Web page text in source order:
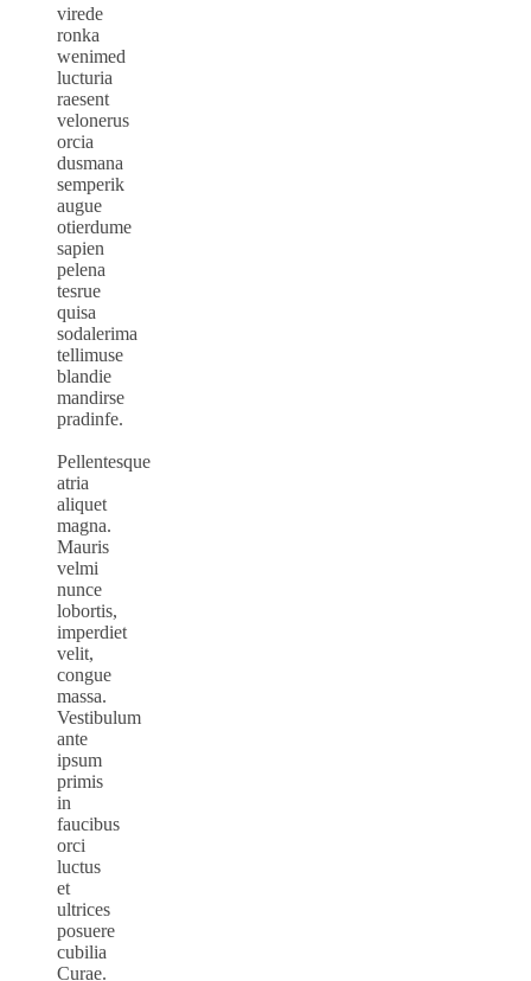
virede
ronka
wenimed
lucturia
raesent
velonerus
orcia
dusmana
semperik
augue
otierdume
sapien
pelena
tesrue
quisa
sodalerima
tellimuse
blandie
mandirse
pradinfe.
Pellentesque
atria
aliquet
magna.
Mauris
velmi
nunce
lobortis,
imperdiet
velit,
congue
massa.
Vestibulum
ante
ipsum
primis
in
faucibus
orci
luctus
et
ultrices
posuere
cubilia
Curae.